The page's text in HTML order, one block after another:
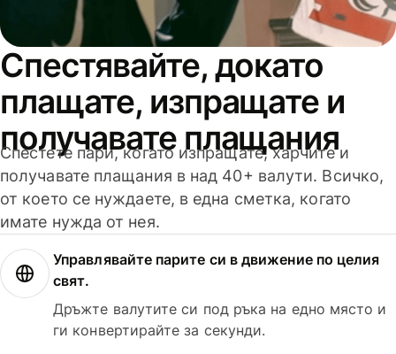
Спестявайте, докато
плащате, изпращате и
получавате плащания
Спестете пари, когато изпращате, харчите и
получавате плащания в над 40+ валути. Всичко,
от което се нуждаете, в една сметка, когато
имате нужда от нея.
Управлявайте парите си в движение по целия
свят.
Дръжте валутите си под ръка на едно място и
ги конвертирайте за секунди.